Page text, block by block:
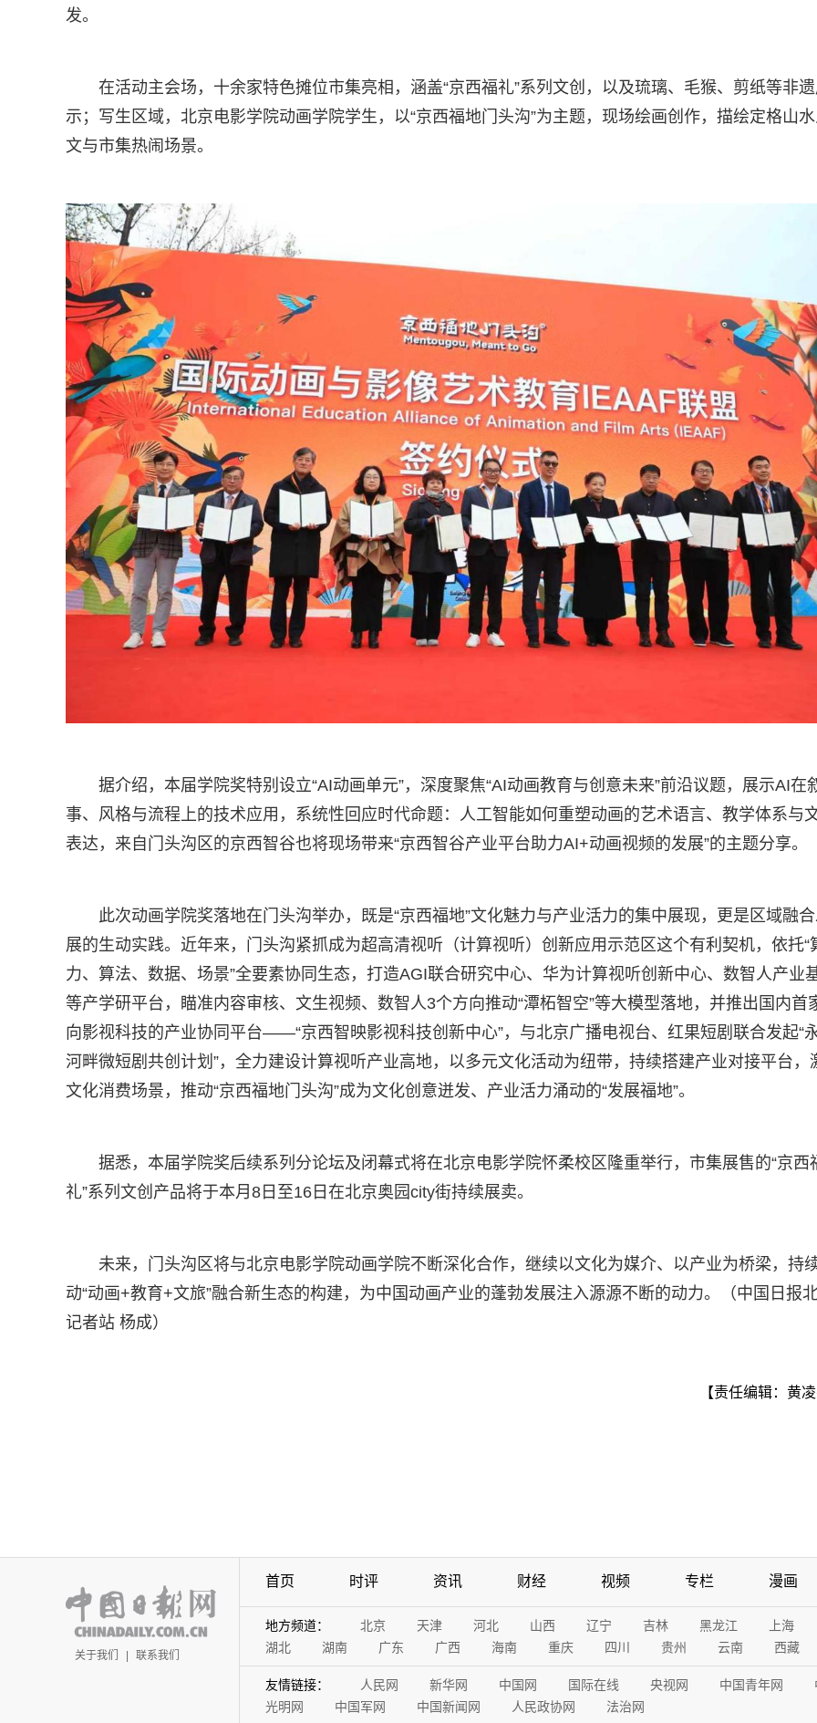
发。
在活动主会场，十余家特色摊位市集亮相，涵盖“京西福礼”系列文创，以及琉璃、毛猴、剪纸等非
示；写生区域，北京电影学院动画学院学生，以“京西福地门头沟”为主题，现场绘画创作，描绘定格山
文与市集热闹场景。
据介绍，本届学院奖特别设立“AI动画单元”，深度聚焦“AI动画教育与创意未来”前沿议题，展示AI在
事、风格与流程上的技术应用，系统性回应时代命题：人工智能如何重塑动画的艺术语言、教学体系与
表达，来自门头沟区的京西智谷也将现场带来“京西智谷产业平台助力AI+动画视频的发展”的主题分享。
此次动画学院奖落地在门头沟举办，既是“京西福地”文化魅力与产业活力的集中展现，更是区域融
展的生动实践。近年来，门头沟紧抓成为超高清视听（计算视听）创新应用示范区这个有利契机，依托“
力、算法、数据、场景”全要素协同生态，打造AGI联合研究中心、华为计算视听创新中心、数智人产业
等产学研平台，瞄准内容审核、文生视频、数智人3个方向推动“潭柘智空”等大模型落地，并推出国内首
向影视科技的产业协同平台——“京西智映影视科技创新中心”，与北京广播电视台、红果短剧联合发起“
河畔微短剧共创计划”，全力建设计算视听产业高地，以多元文化活动为纽带，持续搭建产业对接平台，
文化消费场景，推动“京西福地门头沟”成为文化创意迸发、产业活力涌动的“发展福地”。
据悉，本届学院奖后续系列分论坛及闭幕式将在北京电影学院怀柔校区隆重举行，市集展售的“京西
礼”系列文创产品将于本月8日至16日在北京奥园city街持续展卖。
未来，门头沟区将与北京电影学院动画学院不断深化合作，继续以文化为媒介、以产业为桥梁，持
动“动画+教育+文旅”融合新生态的构建，为中国动画产业的蓬勃发展注入源源不断的动力。（中国日报
记者站 杨成）
【责任编辑：黄
关于我们 | 联系我们
首页 时评 资讯 财经 视频 专栏 漫画
地方频道： 北京 天津 河北 山西 辽宁 吉林 黑龙江
上海
湖北
湖南 广东 广西 海南 重庆 四川 贵州 云南 西藏
友情链接： 人民网 新华网 中国网 国际在线 央视网 中国青年网
光明网
中国军网 中国新闻网 人民政协网 法治网